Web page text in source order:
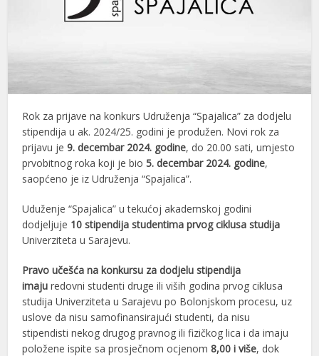
Rok za prijave na konkurs Udruženja “Spajalica” za dodjelu
stipendija u ak. 2024/25. godini je produžen. Novi rok za
prijavu je9. decembar 2024. godine, do 20.00 sati, umjesto
prvobitnog roka koji je bio5. decembar 2024. godine,
saopćeno je iz Udruženja “Spajalica”.
Uduženje “Spajalica” u tekućoj akademskoj godini
dodjeljuje 10 stipendija studentima prvog ciklusa studija
Univerziteta u Sarajevu.
Pravo učešća na konkursu za dodjelu stipendija
imaju redovni studenti druge ili viših godina prvog ciklusa
studija Univerziteta u Sarajevu po Bolonjskom procesu, uz
uslove da nisu samofinansirajući studenti, da nisu
stipendisti nekog drugog pravnog ili fizičkog lica i da imaju
položene ispite sa prosječnom ocjenom 8,00 i više, dok